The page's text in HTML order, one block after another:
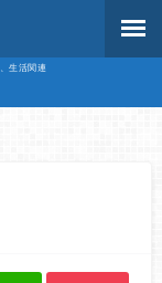
生活関連